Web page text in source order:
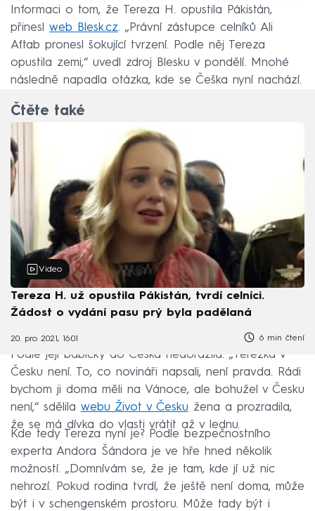
Informaci o tom, že Tereza H. opustila Pákistán,
přinesl web Blesk.cz. „Právní zástupce celníků Ali
Aftab pronesl šokující tvrzení. Podle něj Tereza
opustila zemi,“ uvedl zdroj Blesku v pondělí. Mnohé
následně napadla otázka, kde se Češka nyní nachází.
Čtěte také
Video
Tereza H. už opustila Pákistán, tvrdí celníci.
Žádost o vydání pasu prý byla padělaná
20. pro 2021, 16:01 6 min čtení
Podle její babičky do Česka nedorazila. „Terezka v
Česku není. To, co novináři napsali, není pravda. Rádi
bychom ji doma měli na Vánoce, ale bohužel v Česku
není,“ sdělila webu Život v Česku žena a prozradila,
že se má dívka do vlasti vrátit až v lednu.
Kde tedy Tereza nyní je? Podle bezpečnostního
experta Andora Šándora je ve hře hned několik
možností. „Domnívám se, že je tam, kde jí už nic
nehrozí. Pokud rodina tvrdí, že ještě není doma, může
být i v schengenském prostoru. Může tady být i